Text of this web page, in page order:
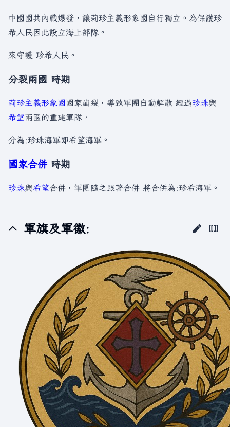
中國國共內戰爆發，讓莉珍主義形象國自行獨立。為保護珍
希人民因此設立海上部隊。
來守護 珍希人民。
分裂兩國 時期
莉珍主義形象國 國家崩裂，導致軍團自動解散 經過珍珠與
希望兩國的重建軍隊，
分為:珍珠海軍即希望海軍。
國家合併 時期
珍珠與希望合併，軍團隨之跟著合併 將合併為:珍希海軍。
軍旗及軍徽: